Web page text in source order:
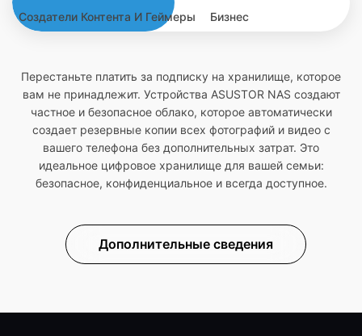
Создатели Контента И Геймеры Бизнес
Перестаньте платить за подписку на хранилище, которое
вам не принадлежит. Устройства ASUSTOR NAS создают
частное и безопасное облако, которое автоматически
создает резервные копии всех фотографий и видео с
вашего телефона без дополнительных затрат. Это
идеальное цифровое хранилище для вашей семьи:
безопасное, конфиденциальное и всегда доступное.
Дополнительные сведения